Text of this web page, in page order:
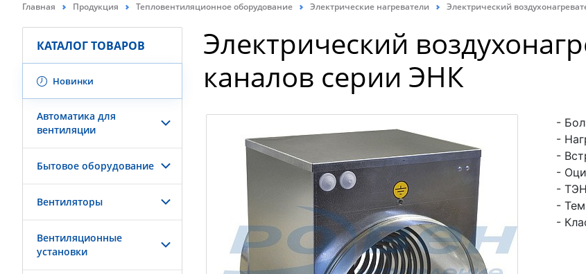
Главная Продукция Тепловентиляционное оборудование Электрические нагреватели Электрический
КАТАЛОГ ТОВАРОВ
Новинки
Автоматика для
вентиляции
Бытовое оборудование
Вентиляторы
Вентиляционные
установки
Электрический
каналов серии ЭНК
-
-
-
-
-
-
-